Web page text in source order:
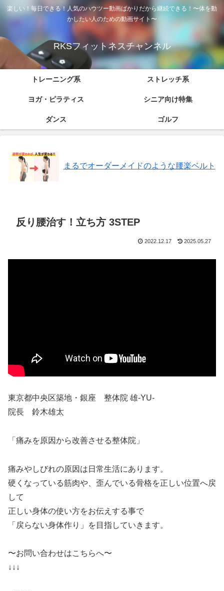
楽しい！毎日できる！人気のハウツー動画ばかりだから継続できる！〜体を動
かしたい人のための動画サイト〜
RKSフィットネスチャンネル
トレーニング系 ストレッチ系
ヨガ・ピラティス シニア向け特集
ダンス ゴルフ
まるでオーダーメイドのような腰楽ベルト
反り腰治す！立ち方 3STEP
2022.12.17 2025.05.27
東京都中央区築地・銀座 整体院 雄-YU-
院長 鈴木雄太
「痛みを原因から改善させる整体院」
痛みやしびれの原因は日常生活にあります。
硬くなっている筋肉や、歪んでいる骨格を正しい位置へ戻
して
正しい身体の使い方をお伝えする事で
「戻らない身体作り」を目指していきます。
〜お問い合わせはこちらへ〜
↓↓↓